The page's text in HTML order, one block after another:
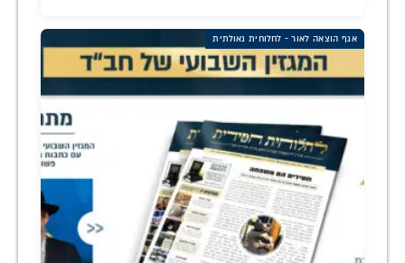
אגף הוצאה לאור - לחלוחית גאולתית